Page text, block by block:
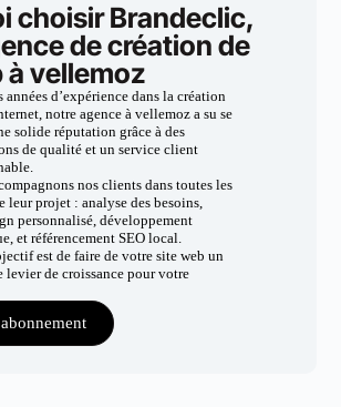
choisir Brandeclic,
de création de
à vellemoz
années d’expérience dans la création
notre agence à vellemoz a su se
solide réputation grâce à des
de qualité et un service client
nos clients dans toutes les
leur projet : analyse des besoins,
personnalisé, développement
et référencement SEO local.
est de faire de votre site web un
levier de croissance pour votre